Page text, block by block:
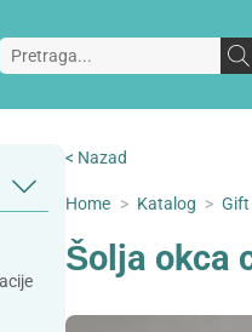
< Nazad
Home > Katalog > Gift
Šolja okca